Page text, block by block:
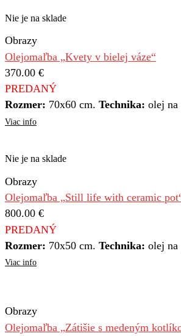
Nie je na sklade
Obrazy
Olejomaľba „Kvety v bielej váze“
370.00 €
PREDANÝ
Rozmer: 70x60 cm. Technika: olej na
Viac info
Nie je na sklade
Obrazy
Olejomaľba „Still life with ceramic
800.00 €
PREDANÝ
Rozmer: 70x50 cm. Technika: olej na
Viac info
Obrazy
Olejomaľba „Zátišie s medeným